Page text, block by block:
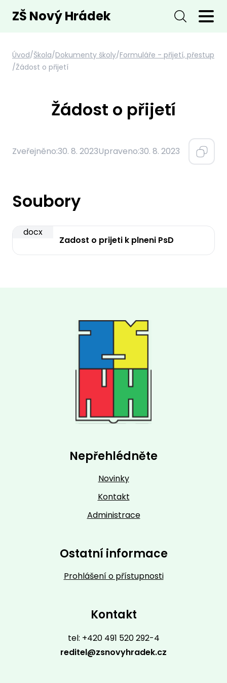
ZŠ Nový Hrádek
Úvod/Škola/Dokumenty školy/Formuláře - přijetí, přestup
/Žádost o přijetí
Žádost o přijetí
Zveřejněno:30. 8. 2023Upraveno:30. 8. 2023
Soubory
docx
Zadost o prijeti k plneni PsD
Nepřehlédněte
Novinky
Kontakt
Administrace
Ostatní informace
Prohlášení o přístupnosti
Kontakt
tel: +420 491 520 292-4
reditel@zsnovyhradek.cz